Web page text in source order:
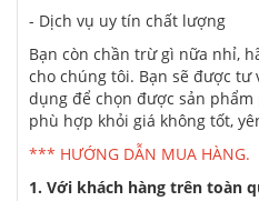
- Dịch vụ uy tín chất lượng
Bạn còn chần trừ gì nữa nhỉ,
cho chúng tôi. Bạn sẽ được
dụng để chọn được sản
phù hợp khỏi giá không tốt,
*** HƯỚNG DẪN MUA HÀNG.
1. Với khách hàng trên toàn